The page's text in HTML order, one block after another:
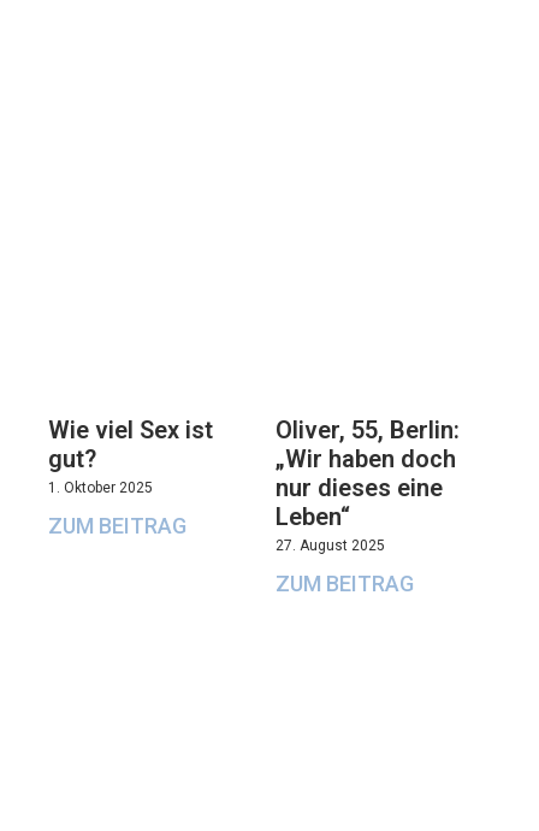
Wie viel Sex ist
gut?
1. Oktober 2025
ZUM BEITRAG
Oliver, 55, Berlin:
„Wir haben doch
nur dieses eine
Leben“
27. August 2025
ZUM BEITRAG